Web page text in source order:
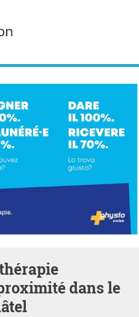
dans le